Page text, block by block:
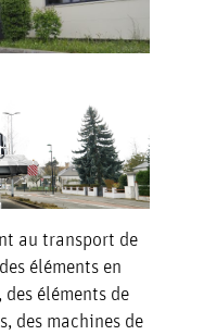
au transport de
éléments en
éléments de
des machines de